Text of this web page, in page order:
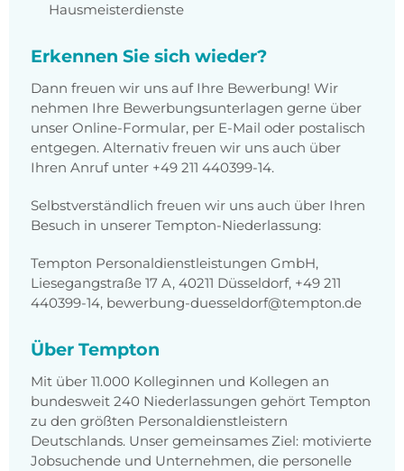
Hausmeisterdienste
Erkennen Sie sich wieder?
Dann freuen wir uns auf Ihre Bewerbung! Wir
nehmen Ihre Bewerbungsunterlagen gerne über
unser Online-Formular, per E-Mail oder postalisch
entgegen. Alternativ freuen wir uns auch über
Ihren Anruf unter +49 211 440399-14.
Selbstverständlich freuen wir uns auch über Ihren
Besuch in unserer Tempton-Niederlassung:
Tempton Personaldienstleistungen GmbH,
Liesegangstraße 17 A, 40211 Düsseldorf, +49 211
440399-14, bewerbung-duesseldorf@tempton.de
Über Tempton
Mit über 11.000 Kolleginnen und Kollegen an
bundesweit 240 Niederlassungen gehört Tempton
zu den größten Personaldienstleistern
Deutschlands. Unser gemeinsames Ziel: motivierte
Jobsuchende und Unternehmen, die personelle